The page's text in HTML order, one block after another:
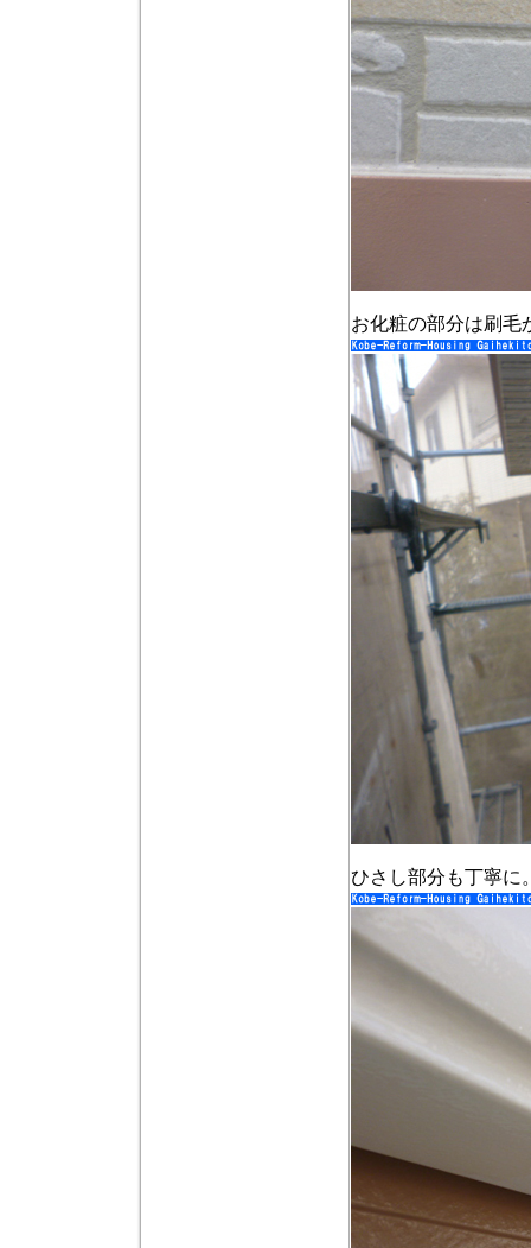
お化粧の部分は刷毛
ひさし部分も丁寧に